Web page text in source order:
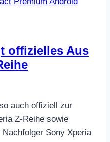
offizielles Aus
auch offiziell zur
Z-Reihe sowie
Sony Xperia